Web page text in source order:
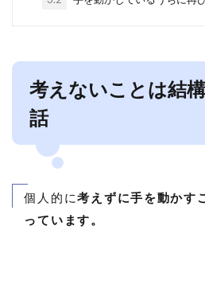
考えないことは結
話
個人的に考えずに手を動かす
っています。